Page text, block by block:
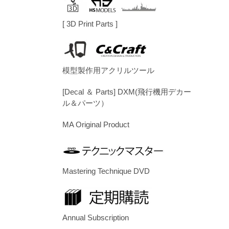
[ 3D Print Parts ]
模型製作用アクリルツール
[Decal ＆ Parts] DXM(飛行機用デカー
ル＆パーツ）
MA Original Product
Mastering Technique DVD
Annual Subscription